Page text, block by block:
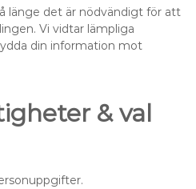
länge det är nödvändigt för att
Vi vidtar lämpliga
din information mot
& val